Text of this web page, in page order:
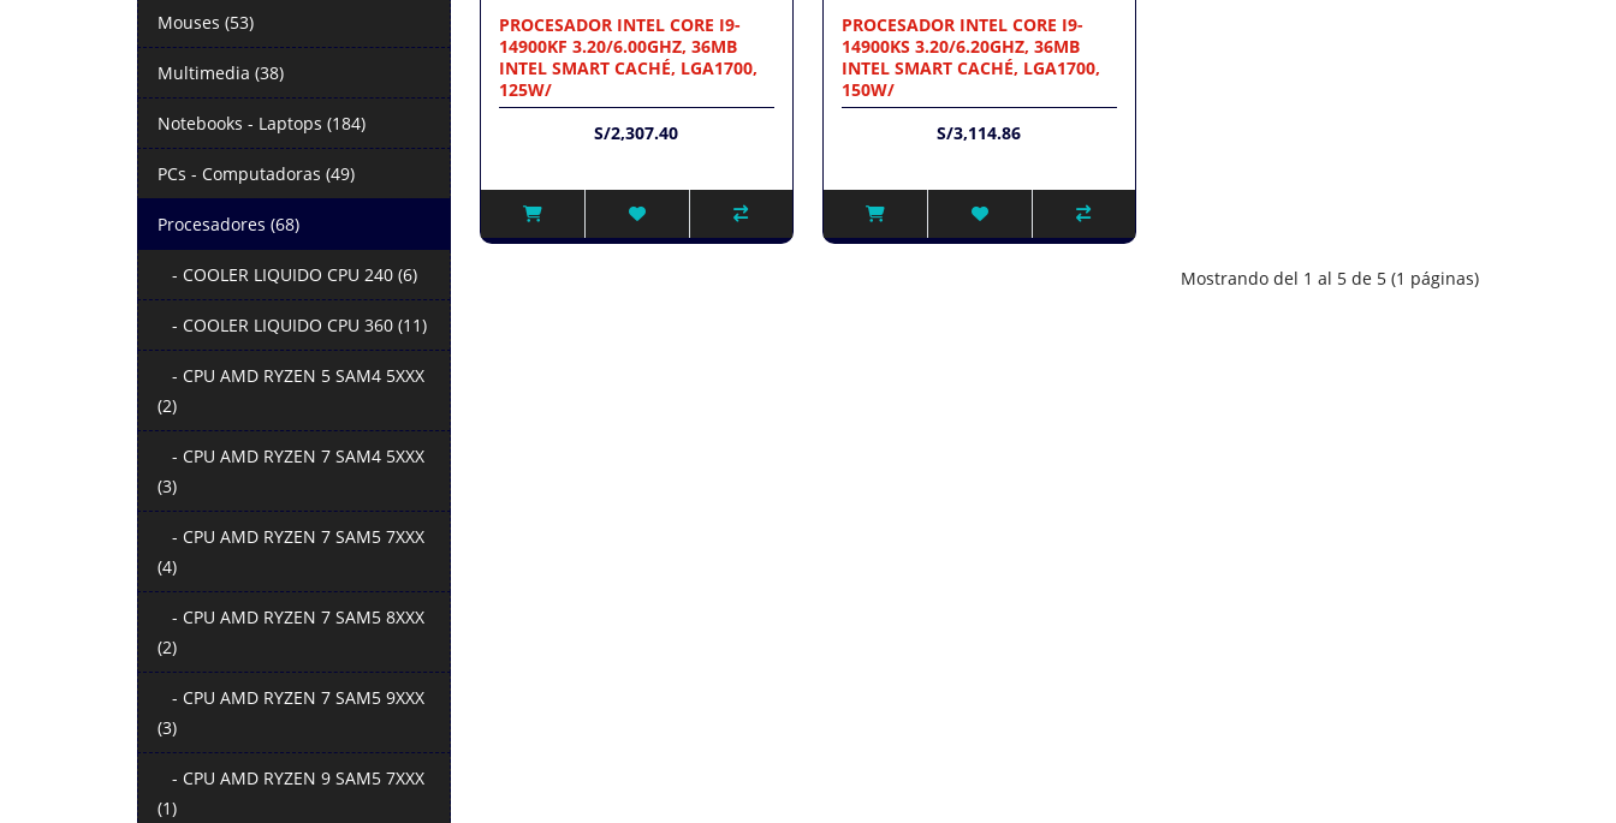
Mouses (53)
Multimedia (38)
Notebooks - Laptops (184)
PCs - Computadoras (49)
Procesadores (68)
- COOLER LIQUIDO CPU 240 (6)
- COOLER LIQUIDO CPU 360 (11)
- CPU AMD RYZEN 5 SAM4 5XXX
(2)
- CPU AMD RYZEN 7 SAM4 5XXX
(3)
- CPU AMD RYZEN 7 SAM5 7XXX
(4)
- CPU AMD RYZEN 7 SAM5 8XXX
(2)
- CPU AMD RYZEN 7 SAM5 9XXX
(3)
- CPU AMD RYZEN 9 SAM5 7XXX
(1)
PROCESADOR INTEL CORE I9-
14900KF 3.20/6.00GHZ, 36MB
INTEL SMART CACHÉ, LGA1700,
125W/
S/2,307.40
PROCESADOR INTEL CORE I9-
14900KS 3.20/6.20GHZ, 36MB
INTEL SMART CACHÉ, LGA1700,
150W/
S/3,114.86
Mostrando del 1 al 5 de 5 (1 páginas)